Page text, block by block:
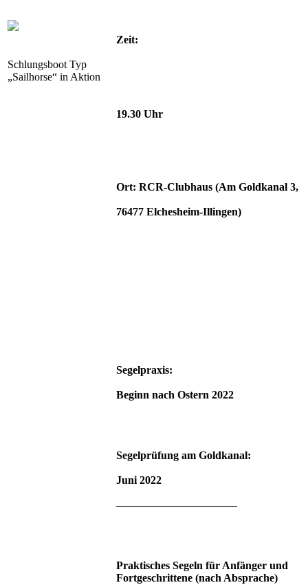
Schlungsboot Typ
„Sailhorse“ in Aktion
Zeit:
19.30 Uhr
Ort: RCR-Clubhaus (Am Goldkanal 3,
76477 Elchesheim-Illingen)
Segelpraxis:
Beginn nach Ostern 2022
Segelprüfung am Goldkanal:
Juni 2022
———————————
Praktisches Segeln für Anfänger und
Fortgeschrittene (nach Absprache)